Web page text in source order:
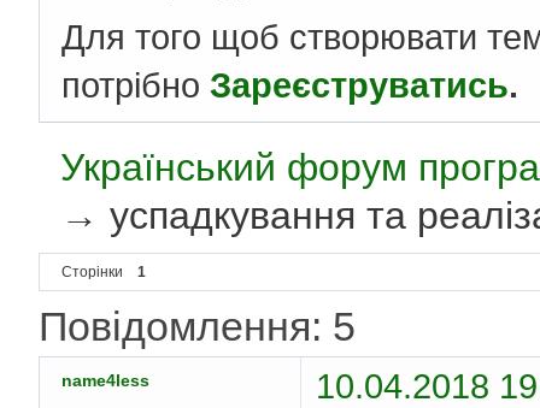
Для того щоб створювати
потрібно Зареєструватись.
Український форум
→успадкування та
Сторінки 1
Повідомлення: 5
name4less 10.04.2018